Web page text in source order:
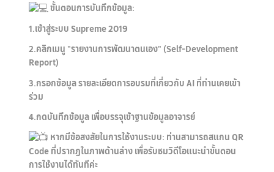
ขั้นตอนการบันทึกข้อมูล:
1.เข้าสู่ระบบ Supreme 2019
2.คลิกเมนู "รายงานการพัฒนาตนเอง" (Self-Development
Report)
3.กรอกข้อมูล รายละเอียดการอบรมที่เกี่ยวกับ AI ที่ท่านเคยเข้า
ร่วม
4.กดบันทึกข้อมูล เพื่อบรรจุเข้าฐานข้อมูลอาจารย์
หากมีข้อสงสัยในการใช้งานระบบ: ท่านสามารถสแกน QR
Code ที่ปรากฏในภาพด้านล่าง เพื่อรับชมวิดีโอแนะนำขั้นตอน
การใช้งานได้ทันทีค่ะ